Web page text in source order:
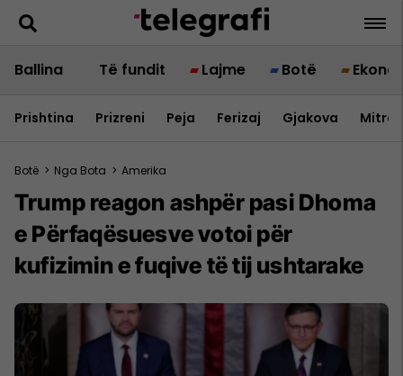
Ballina Të fundit Lajme Botë
Prishtina Prizreni Peja Ferizaj Gjakova
Botë > Nga Bota > Amerika
Trump reagon ashpër pasi Dhoma
e Përfaqësuesve votoi për
kufizimin e fuqive të tij ushtarake